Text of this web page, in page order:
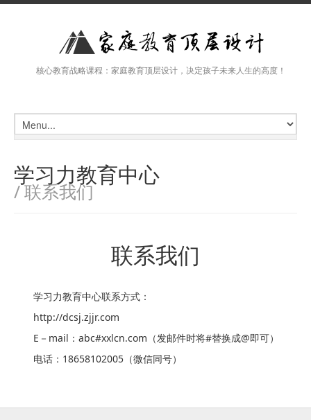
核心教育战略课程：家庭教育顶层设计，决定孩子未来人生的高度！
学习力教育中心
/ 联系我们
联系我们
学习力教育中心联系方式：
http://dcsj.zjjr.com
E－mail：abc#xxlcn.com（发邮件时将#替换成@即可）
电话：18658102005（微信同号）